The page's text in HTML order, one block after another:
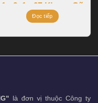
1m9x1m07 Khung Gõ
Đỏ
Đọc tiếp
là đơn vị thuộc Công ty